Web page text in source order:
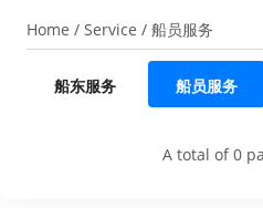
Home / Service / 船员服务
船东服务 船员服务
A total of 0